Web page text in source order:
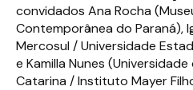
convidados Ana Rocha
Contemporânea do Paraná),
Mercosul / Universidade
e Kamilla Nunes
Catarina / Instituto Mayer